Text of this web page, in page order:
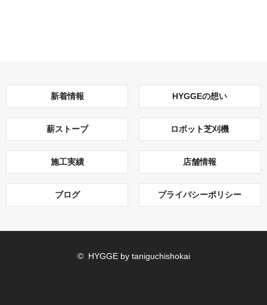
新着情報 HYGGEの想い
薪ストーブ ロボット芝刈機
施工実績 店舗情報
ブログ プライバシーポリシー
© HYGGE by taniguchishokai